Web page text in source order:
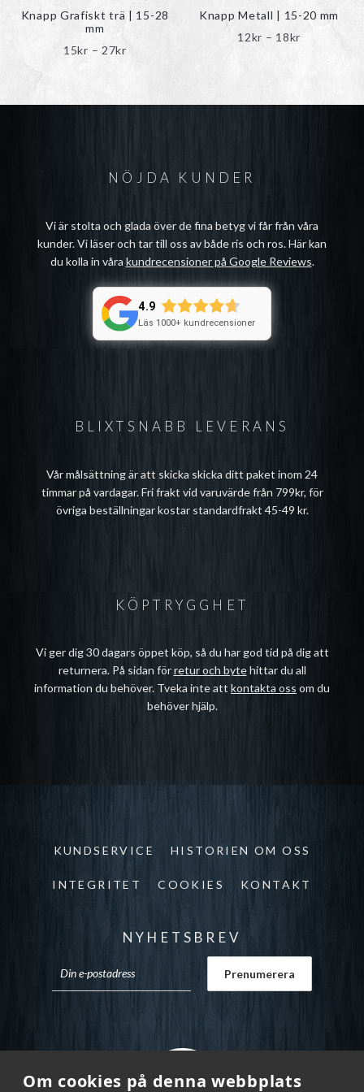
Om cookies på denna webbplats
Knapp Grafiskt trä | 15-28
mm
15kr – 27krPrisintervall:
27kr
produktsidan
Knapp Metall | 15-20 mm
12kr – 18kr
produktsidan
BLIXTSNABB LEVERANS
Vår målsättning är att skicka skicka ditt paket inom 24
timmar på vardagar. Fri frakt vid varuvärde från 799kr, för
övriga beställningar kostar standardfrakt 45-49 kr.
NÖJDA KUNDER
Vi är stolta och glada över de fina betyg vi får från våra
kunder. Vi läser och tar till oss av både ris och ros. Här kan
du kolla in våra kundrecensioner på Google Reviews.
4.9
Läs 1000+ kundrecensioner
KÖPTRYGGHET
Vi ger dig 30 dagars öppet köp, så du har god tid på dig att
returnera. På sidan förretur och bytehittar du all
information du behöver. Tveka inte att kontakta oss om du
behöver hjälp.
KUNDSERVICE HISTORIEN OM OSS
INTEGRITET COOKIES KONTAKT
NYHETSBREV